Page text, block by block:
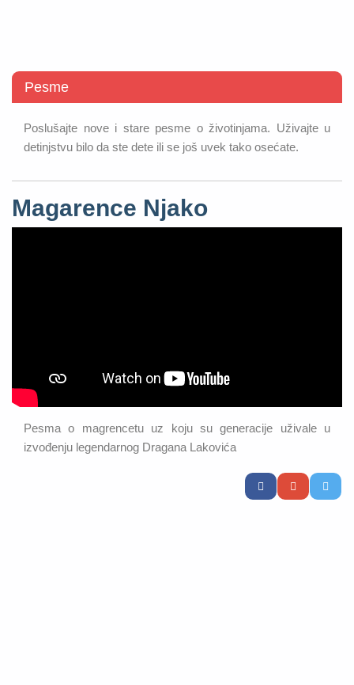
Pesme
Poslušajte nove i stare pesme o životinjama. Uživajte u
detinjstvu bilo da ste dete ili se još uvek tako osećate.
Magarence Njako
Pesma o magrencetu uz koju su generacije uživale u
izvođenju legendarnog Dragana Lakovića